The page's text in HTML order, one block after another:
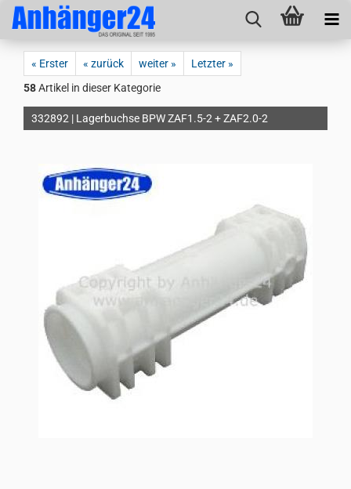
« Erster « zurück weiter »
Letzter »
58Artikel in dieser Kategorie
332892 | Lagerbuchse BPW ZAF1.5-2 + ZAF2.0-2